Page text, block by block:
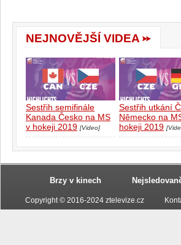
NEJNOVĚJŠÍ VIDEA
Sestřih semifinále
Kanada Česko na MS
v hokeji 2019 [Video]
Sestřih utkání
Německo na
hokeji 2019
Brzy v kinech
Copyright © 2016-2024 ztelevize.cz